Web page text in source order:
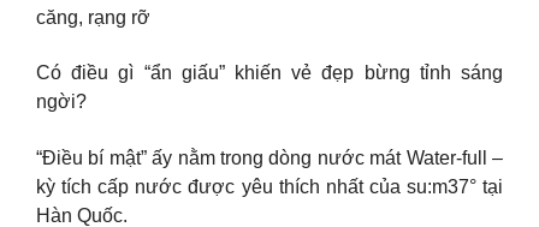
căng, rạng rỡ
Có điều gì “ẩn giấu” khiến vẻ đẹp bừng tỉnh sáng
ngời?
“Điều bí mật” ấy nằm trong dòng nước mát Water-full –
kỳ tích cấp nước được yêu thích nhất của su:m37° tại
Hàn Quốc.